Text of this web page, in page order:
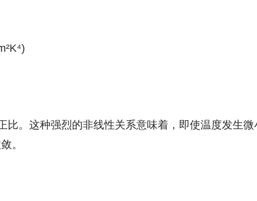
比。这种强烈的非线性关系意味着，即使温度发生
。